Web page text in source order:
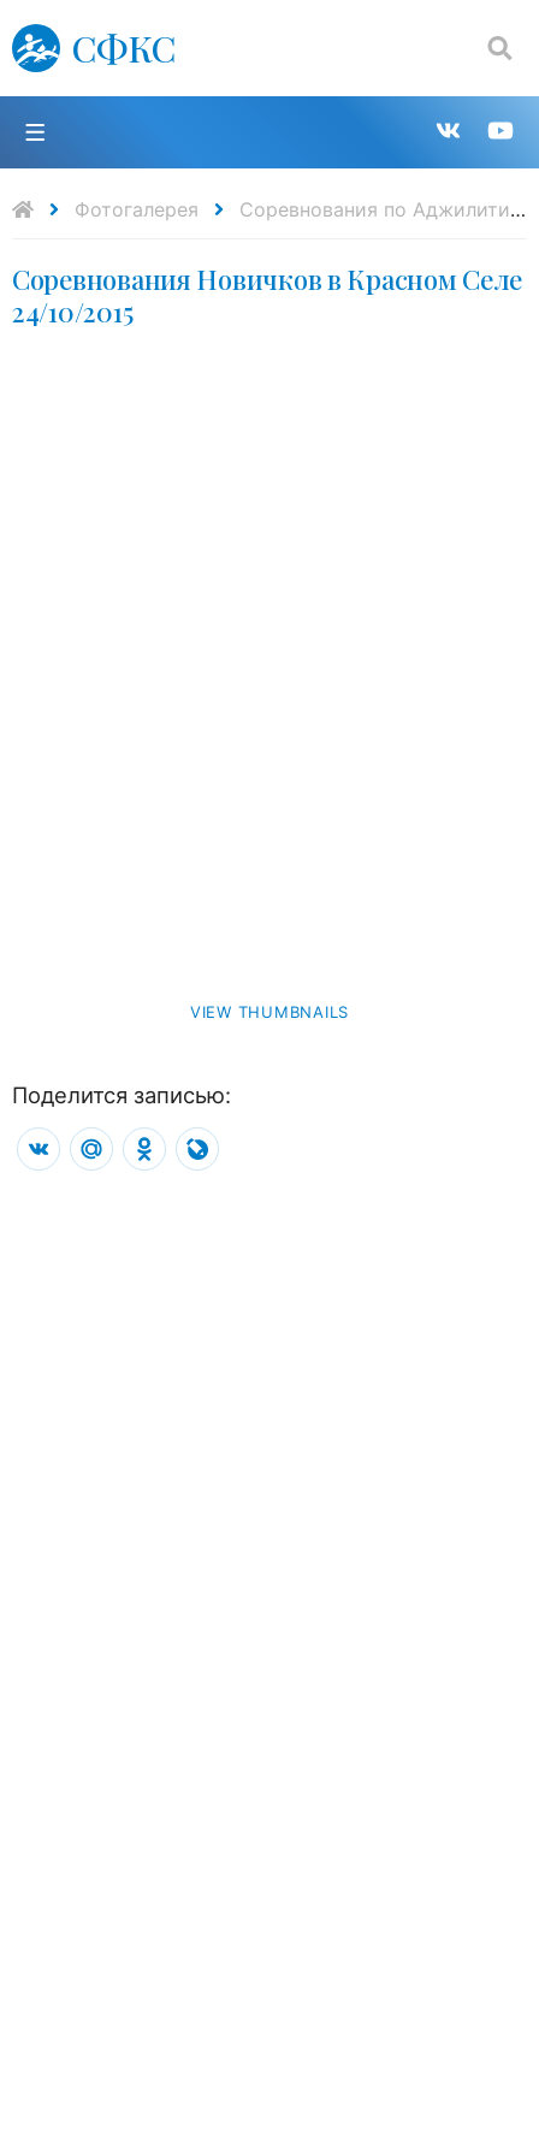
СФКС
Поиск:
в
VK
Фотогалерея Cоревнования по Аджилити
Соревнования Новичков в Красном Селе
24/10/2015
VIEW THUMBNAILS
Поделится записью:
VK Mail.RuOdnoklassniki